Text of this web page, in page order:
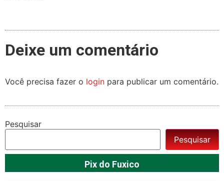
Deixe um comentário
Você precisa fazer o login para publicar um comentário.
Pesquisar
Pesquisar
Pix do Fuxico